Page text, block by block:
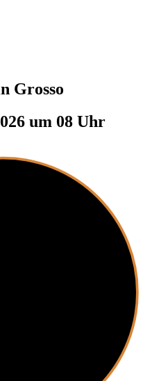
Grosso
um 08 Uhr